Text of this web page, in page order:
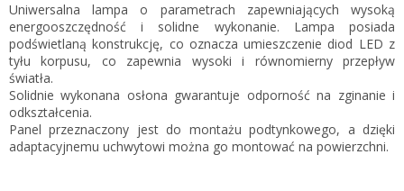
Uniwersalna lampa o parametrach zapewniających wysoką
energooszczędność i solidne wykonanie. Lampa posiada
podświetlaną konstrukcję, co oznacza umieszczenie diod LED z
tyłu korpusu, co zapewnia wysoki i równomierny przepływ
światła.
Solidnie wykonana osłona gwarantuje odporność na zginanie i
odkształcenia.
Panel przeznaczony jest do montażu podtynkowego, a dzięki
adaptacyjnemu uchwytowi można go montować na powierzchni.